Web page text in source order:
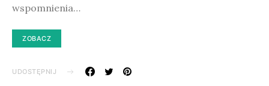
wspomnienia…
ZOBACZ
UDOSTĘPNIJ